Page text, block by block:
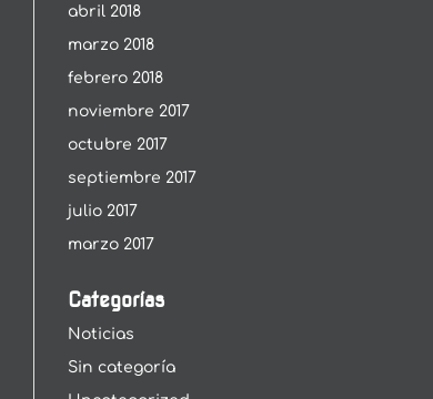
abril 2018
marzo 2018
febrero 2018
noviembre 2017
octubre 2017
septiembre 2017
julio 2017
marzo 2017
Categorías
Noticias
Sin categoría